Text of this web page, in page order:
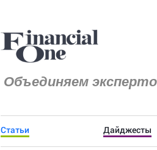
Объединяем
Статьи Дайджесты